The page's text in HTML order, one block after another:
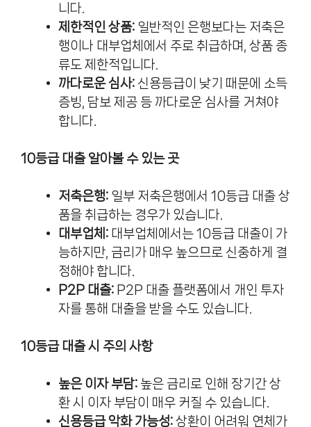
니다.
제한적인 상품: 일반적인 은행보다는 저축은
행이나 대부업체에서 주로 취급하며, 상품 종
류도 제한적입니다.
까다로운 심사: 신용등급이 낮기 때문에 소득
증빙, 담보 제공 등 까다로운 심사를 거쳐야
합니다.
10등급 대출 알아볼 수 있는 곳
저축은행: 일부 저축은행에서 10등급 대출 상
품을 취급하는 경우가 있습니다.
대부업체: 대부업체에서는 10등급 대출이 가
능하지만, 금리가 매우 높으므로 신중하게 결
정해야 합니다.
P2P 대출: P2P 대출 플랫폼에서 개인 투자
자를 통해 대출을 받을 수도 있습니다.
10등급 대출 시 주의 사항
높은 이자 부담: 높은 금리로 인해 장기간 상
환 시 이자 부담이 매우 커질 수 있습니다.
신용등급 악화 가능성: 상환이 어려워 연체가